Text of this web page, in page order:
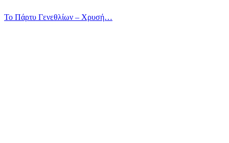
Το Πάρτυ Γενεθλίων – Χρυσή…